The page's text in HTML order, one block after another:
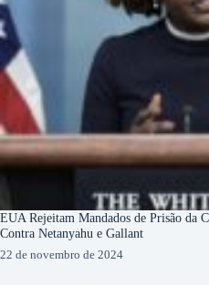
EUA Rejeitam Mandados de Prisão da
Contra Netanyahu e Gallant
22 de novembro de 2024